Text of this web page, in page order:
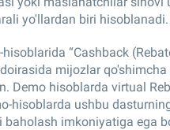
yo'llardan biri hisoblanadi.
“Cashback
mijozlar qo'shimcha
Demo hisoblarda virtual
hisoblarda ushbu
imkoniyatiga ega